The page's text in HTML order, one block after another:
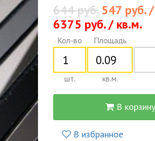
644 руб.547 руб.
6375 руб. / кв.м.
Кол-во
шт.
Площадь
кв.м.
В корзину
В избранное